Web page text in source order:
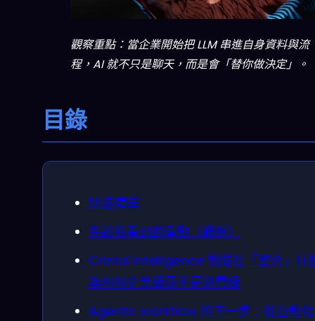
觀察重點：當企業開始把 LLM 串進自身資料與流
程，AI 就不只是聊天，而是會「替你做決定」。
目錄
快速精華
先說我看到的重點（觀察）
Cristal intelligence 到底在「整合」什
為何叫企業級而不是消費級
Agentic workflow 的下一步：從自動